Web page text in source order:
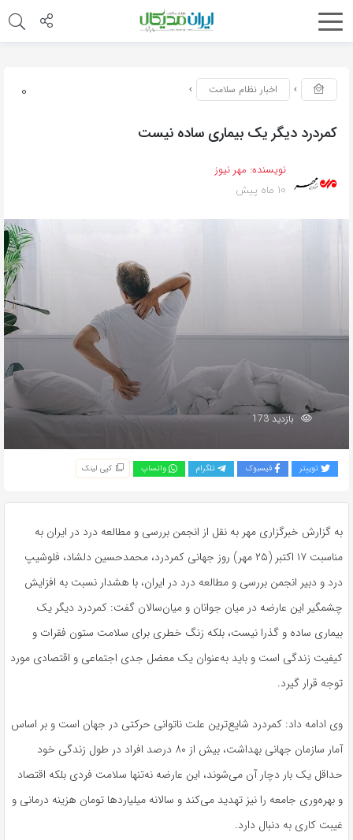
0 اخبار نظام سلامت
کمردرد دیگر یک بیماری ساده نیست
نویسنده: مهر نیوز
10 ماه پیش
بازدید 173
توییتر فیسبوک تلگرام واتساپ کپی لینک
به گزارش خبرگزاری مهر به نقل از انجمن بررسی و مطالعه درد در ایران به
مناسبت ۱۷ اکتبر (۲۵ مهر) روز جهانی کمردرد، محمدحسین دلشاد، فلوشیپ
درد و دبیر انجمن بررسی و مطالعه درد در ایران، با هشدار نسبت به افزایش
چشمگیر این عارضه در میان جوانان و میان‌سالان گفت: کمردرد دیگر یک
بیماری ساده و گذرا نیست، بلکه زنگ خطری برای سلامت ستون فقرات و
کیفیت زندگی است و باید به‌عنوان یک معضل جدی اجتماعی و اقتصادی مورد
توجه قرار گیرد.
وی ادامه داد: کمردرد شایع‌ترین علت ناتوانی حرکتی در جهان است و بر اساس
آمار سازمان جهانی بهداشت، بیش از ۸۰ درصد افراد در طول زندگی خود
حداقل یک بار دچار آن می‌شوند، این عارضه نه‌تنها سلامت فردی بلکه اقتصاد
و بهره‌وری جامعه را نیز تهدید می‌کند و سالانه میلیاردها تومان هزینه درمانی و
غیبت کاری به دنبال دارد.